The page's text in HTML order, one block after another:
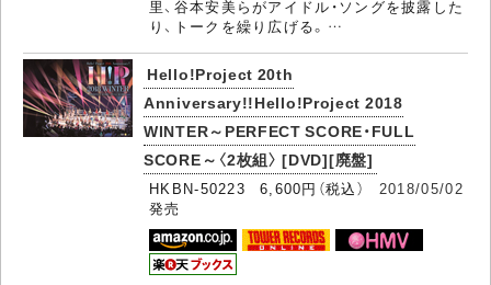
里、谷本安美らがアイドル・ソングを披露した
り、トークを繰り広げる。…
Hello!Project 20th
Anniversary!!Hello!Project 2018
WINTER～PERFECT SCORE・FULL
SCORE～〈2枚組〉 [DVD][廃盤]
HKBN-50223 6,600円（税込） 2018/05/02
発売